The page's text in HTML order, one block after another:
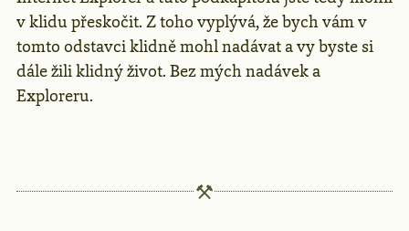
v klidu přeskočit. Z toho vyplývá, že bych vám v
tomto odstavci klidně mohl nadávat a vy byste si
dále žili klidný život. Bez mých nadávek a
Exploreru.